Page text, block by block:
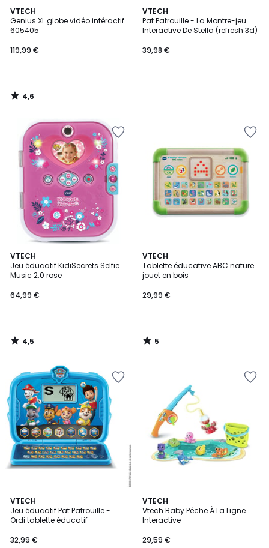
VTECH
Genius XL globe vidéo intéractif
605405
119,99 €
4,6
/ 5
4,6
/
VTECH
Pat Patrouille - La Montre-jeu
Interactive De Stella (refresh 3d)
39,98 €
VTECH
Jeu éducatif KidiSecrets Selfie
Music 2.0 rose
64,99 €
4,5
/ 5
4,5
/
VTECH
Tablette éducative ABC nature
jouet en bois
29,99 €
5
/
5
5
/
VTECH
Jeu éducatif Pat Patrouille -
Ordi tablette éducatif
32,99 €
5
/
5
VTECH
Vtech Baby Pêche À La Ligne
Interactive
29,59 €
5
/
5